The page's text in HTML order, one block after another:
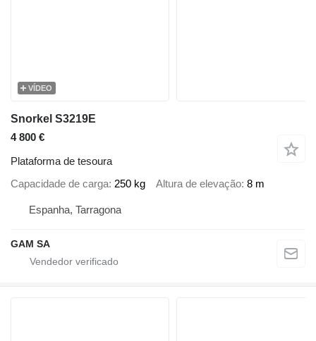
VÍDEO
Snorkel S3219E
4 800 €
Plataforma de tesoura
Capacidade de carga 250 kg Altura de elevação 8 m
Espanha, Tarragona
GAM SA